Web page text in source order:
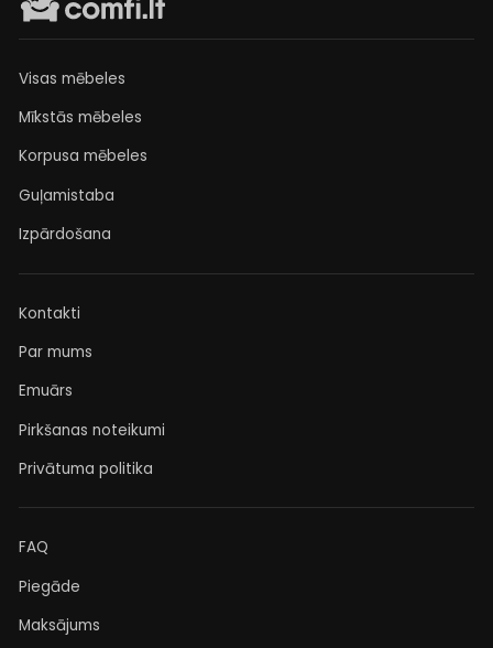
pavyzdžiai atsiunčiami klientui patogiu būdu.
mumis telefonu
Visas mēbeles
Mīkstās mēbeles
Korpusa mēbeles
Guļamistaba
Izpārdošana
Kontakti
Par mums
Emuārs
Pirkšanas noteikumi
Privātuma politika
FAQ
Piegāde
Maksājums